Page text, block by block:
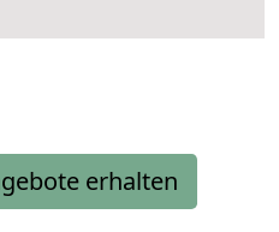
erhalten